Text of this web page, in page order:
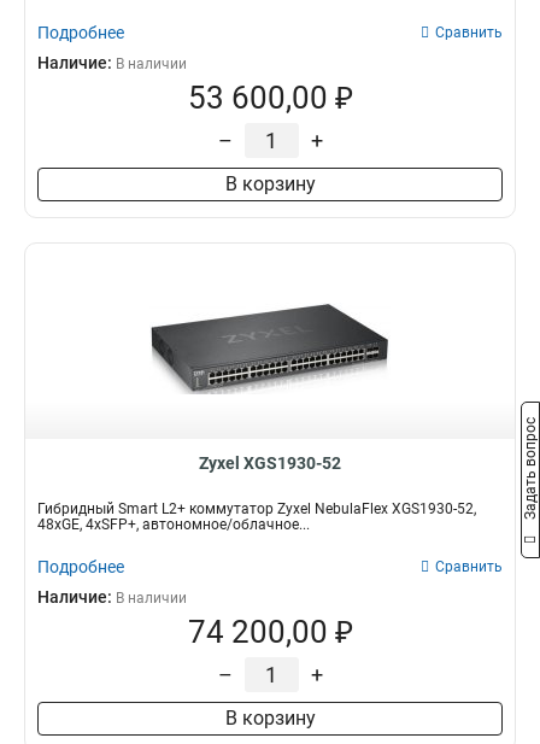
Подробнее Сравнить
Наличие: В наличии
53 600,00 ₽
– +
В корзину
Zyxel XGS1930-52
Гибридный Smart L2+ коммутатор Zyxel NebulaFlex XGS1930-52,
48xGE, 4xSFP+, автономное/облачное...
Подробнее Сравнить
Наличие: В наличии
74 200,00 ₽
– +
В корзину
Задать вопрос